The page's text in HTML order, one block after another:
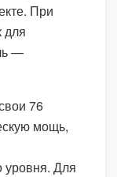
При
для
—
76
мощь,
Для